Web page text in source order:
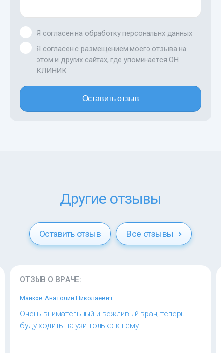
Я согласен на обработку персональнх данных
Я согласен с размещением моего отзыва на
этом и других сайтах, где упоминается ОН
КЛИНИК
Оставить отзыв
Другие отзывы
Оставить отзыв Все отзывы
ОТЗЫВ О ВРАЧЕ:
Майков Анатолий Николаевич
Очень внимательный и вежливый врач, теперь
буду ходить на узи только к нему.